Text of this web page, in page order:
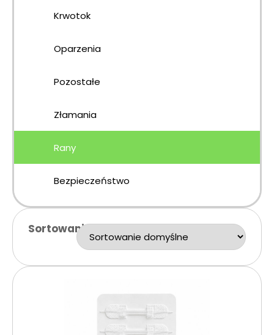
Krwotok
Oparzenia
Pozostałe
Złamania
Rany
Bezpieczeństwo
Sortowanie